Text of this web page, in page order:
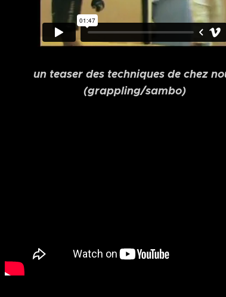
un teaser des techniques de chez
(grappling/sambo)